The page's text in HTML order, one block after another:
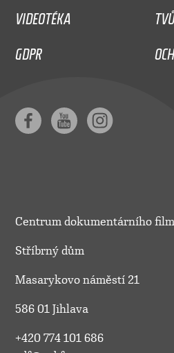
VIDEOTÉKA
GDPR
Centrum dokumentárního
Stříbrný dům
Masarykovo náměstí 21
586 01 Jihlava
+420 774 101 686